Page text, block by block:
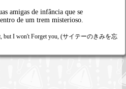
amigas de infância que se
de um trem misterioso.
but I won't Forget you, (サイテーのきみを忘